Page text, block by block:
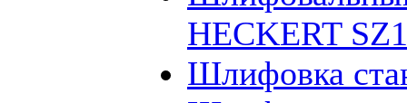
HECKERT
Шлифовка